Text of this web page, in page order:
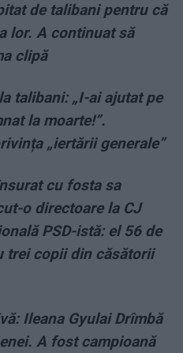
de talibani pentru că
lor. A continuat să
clipă
talibani: „I-ai ajutat pe
la moarte!”.
„iertării generale”
cu fosta sa
o directoare la CJ
PSD-istă: el 56 de
trei copii din căsătorii
Ileana Gyulai Drîmbă
A fost campioană